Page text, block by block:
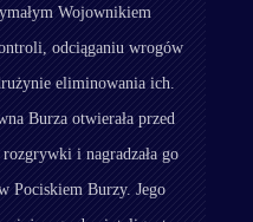
Wojownikiem
odciąganiu wrogów
eliminowania ich.
Burza otwierała przed
i nagradzała go
Pociskiem Burzy. Jego